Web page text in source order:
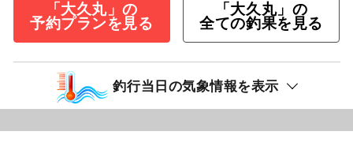
「大久丸」の
予約プランを見る
「大久丸」の
全ての釣果を見る
釣行当日の気象情報を表示